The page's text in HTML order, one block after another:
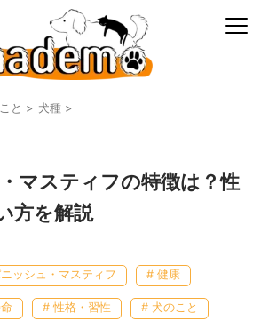
と > 犬種 >
マスティフの特徴は？性
方を解説
ッシュ・マスティフ # 健康
# 性格・習性 # 犬のこと